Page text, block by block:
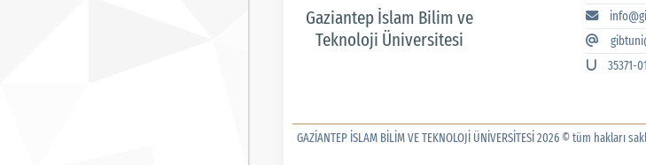
Gaziantep İslam Bilim ve
Teknoloji Üniversitesi
35371-
GAZİANTEP İSLAM BİLİM VE TEKNOLOJİ ÜNİVERSİTESİ 2026 © tüm hakları